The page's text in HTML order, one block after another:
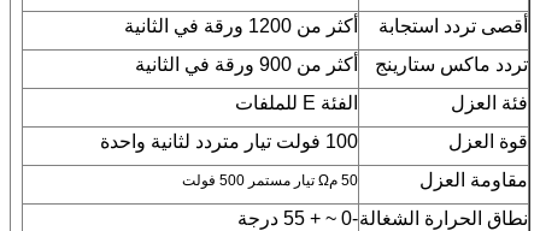
أقصى تردد استجابة
أكثر من 1200 ورقة في الثانية
تردد ماكس ستارينج
أكثر من 900 ورقة في الثانية
فئة العزل
الفئة E للملفات
قوة العزل
100 فولت تيار متردد لثانية واحدة
مقاومة العزل
50 مΩ تيار مستمر 500 فولت
نطاق الحرارة الشغالة-0 ~ + 55 درجة